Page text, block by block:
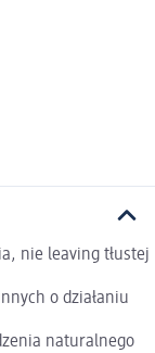
nie leaving tłustej
o działaniu
naturalnego